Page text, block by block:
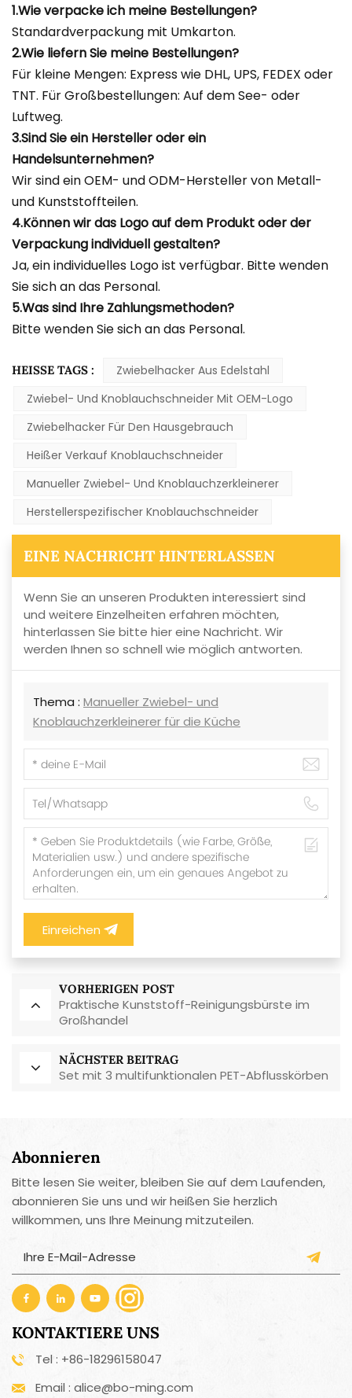
1.Wie verpacke ich meine Bestellungen?
Standardverpackung mit Umkarton.
2.Wie liefern Sie meine Bestellungen?
Für kleine Mengen: Express wie DHL, UPS, FEDEX oder
TNT. Für Großbestellungen: Auf dem See- oder
Luftweg.
3.Sind Sie ein Hersteller oder ein
Handelsunternehmen?
Wir sind ein OEM- und ODM-Hersteller von Metall-
und Kunststoffteilen.
4.Können wir das Logo auf dem Produkt oder der
Verpackung individuell gestalten?
Ja, ein individuelles Logo ist verfügbar. Bitte wenden
Sie sich an das Personal.
5.Was sind Ihre Zahlungsmethoden?
Bitte wenden Sie sich an das Personal.
HEISSE TAGS :
Zwiebelhacker Aus Edelstahl
Zwiebel- Und Knoblauchschneider Mit OEM-Logo
Zwiebelhacker Für Den Hausgebrauch
Heißer Verkauf Knoblauchschneider
Manueller Zwiebel- Und Knoblauchzerkleinerer
Herstellerspezifischer Knoblauchschneider
EINE NACHRICHT HINTERLASSEN
Wenn Sie an unseren Produkten interessiert sind
und weitere Einzelheiten erfahren möchten,
hinterlassen Sie bitte hier eine Nachricht. Wir
werden Ihnen so schnell wie möglich antworten.
Thema : Manueller Zwiebel- und
Knoblauchzerkleinerer für die Küche
Einreichen
VORHERIGEN POST
Praktische Kunststoff-Reinigungsbürste im
Großhandel
NÄCHSTER BEITRAG
Set mit 3 multifunktionalen PET-Abflusskörben
Abonnieren
Bitte lesen Sie weiter, bleiben Sie auf dem Laufenden,
abonnieren Sie uns und wir heißen Sie herzlich
willkommen, uns Ihre Meinung mitzuteilen.
KONTAKTIERE UNS
Tel : +86-18296158047
Email : alice@bo-ming.com